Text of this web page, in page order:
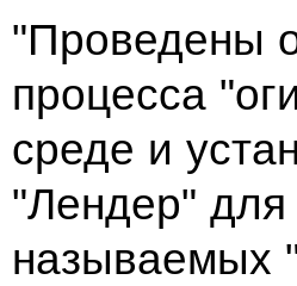
"Проведены
процесса
среде и
"Лендер" для
называемых